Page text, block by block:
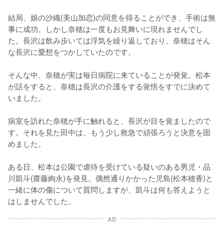
結局、娘の沙織(美山加恋)の同意を得ることができ、手術は無
事に成功。しかし奈穂は一度もお見舞いに現れませんでし
た。長沢は飲み歩いては浮気を繰り返しており、奈穂はそん
な長沢に愛想をつかしていたのです。
そんな中、奈穂が実は毎日病院に来ていることが発覚。松本
が話をすると、奈穂は長沢の介護をする覚悟をすでに決めて
いました。
病室を訪れた奈穂が手に触れると、長沢が目を覚ましたので
す。それを見た田中は、もう少し救急で頑張ろうと決意を固
めました。
ある日、松本は公園で虐待を受けている疑いのある男児・品
川凱斗(齋藤絢永)を発見。偶然通りかかった児島(松本穂香)と
一緒に体の傷について質問しますが、凱斗は何も答えようと
はしませんでした。
AD